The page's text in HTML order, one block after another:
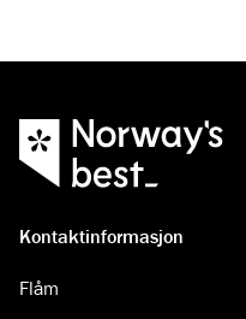
Kontaktinformasjon
Flåm